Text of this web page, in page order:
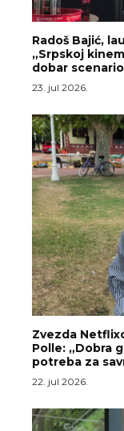
Radoš Bajić,
„Srpskoj
dobar
23. jul 2026.
Zvezda
Polle: „Dobra
potreba za
22. jul 2026.